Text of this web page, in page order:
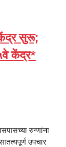
सुरू;
केंद्र*
रुग्णांना
उपचार